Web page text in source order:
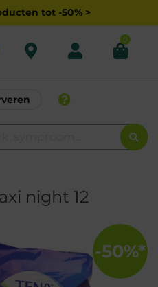
tot -50% >
0
night 12
-50%*